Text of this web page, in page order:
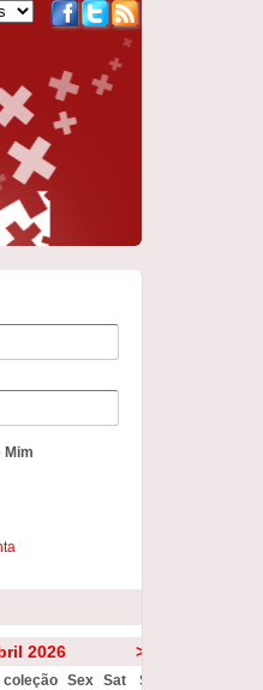
Mim
2026 >
coleção Sex Sat
Sun